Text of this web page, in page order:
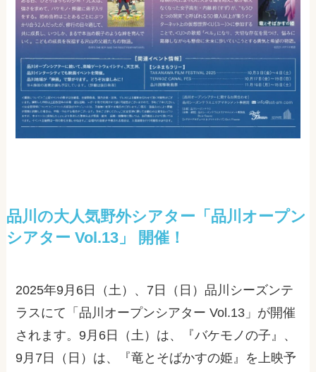
品川の大人気野外シアター「品川オープン
シアター Vol.13」 開催！
2025年9月6日（土）、7日（日）品川シーズンテ
ラスにて「品川オープンシアター Vol.13」が開催
されます。9月6日（土）は、『バケモノの子』、
9月7日（日）は、『竜とそばかすの姫』 を上映予